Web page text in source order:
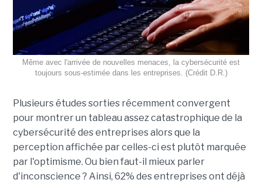
Même avec l'arrivée de nouvelles menaces, la cybersécurité est
toujours sous-estimée dans les entreprises. (Crédit D.R.)
Plusieurs études sorties récemment convergent
pour montrer un tableau assez catastrophique de la
cybersécurité des entreprises alors que la
perception affichée par celles-ci est plutôt marquée
par l'optimisme. Ou bien faut-il mieux parler
d'inconscience ? Ainsi, 62% des entreprises ont déjà